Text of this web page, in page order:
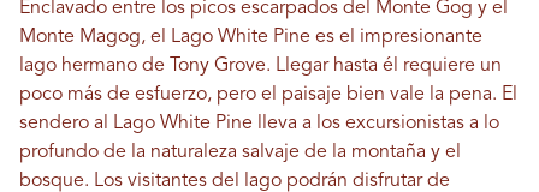
Enclavado entre los picos escarpados del Monte Gog y el
Monte Magog, el Lago White Pine es el impresionante
lago hermano de Tony Grove. Llegar hasta él requiere un
poco más de esfuerzo, pero el paisaje bien vale la pena. El
sendero al Lago White Pine lleva a los excursionistas a lo
profundo de la naturaleza salvaje de la montaña y el
bosque. Los visitantes del lago podrán disfrutar de